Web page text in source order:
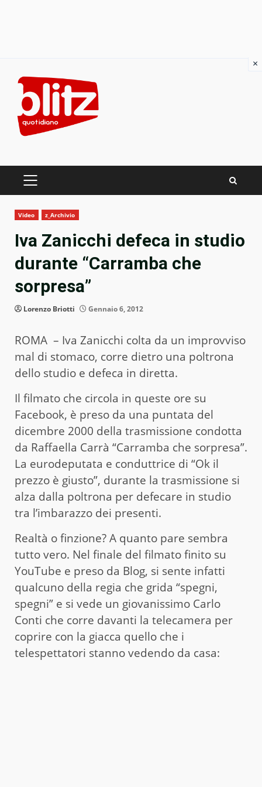
content
PRIMARY
Video z_Archivio
Iva Zanicchi defeca in studio
durante “Carramba che
sorpresa”
Lorenzo Briotti Gennaio 6, 2012
ROMA – Iva Zanicchi colta da un improvviso
mal di stomaco, corre dietro una poltrona
dello studio e defeca in diretta.
Il filmato che circola in queste ore su
Facebook, è preso da una puntata del
dicembre 2000 della trasmissione condotta
da Raffaella Carrà “Carramba che sorpresa”.
La eurodeputata e conduttrice di “Ok il
prezzo è giusto”, durante la trasmissione si
alza dalla poltrona per defecare in studio
tra l’imbarazzo dei presenti.
Realtà o finzione? A quanto pare sembra
tutto vero. Nel finale del filmato finito su
YouTube e preso da Blog, si sente infatti
qualcuno della regia che grida “spegni,
spegni” e si vede un giovanissimo Carlo
Conti che corre davanti la telecamera per
coprire con la giacca quello che i
telespettatori stanno vedendo da casa:
×